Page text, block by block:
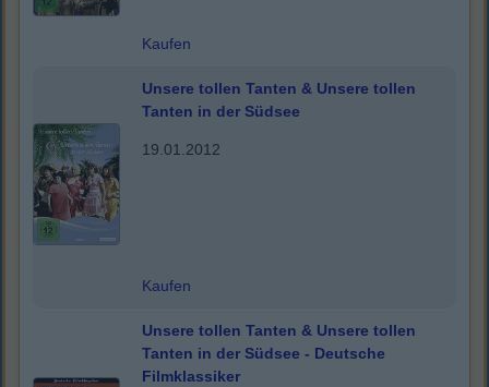
Kaufen
Unsere tollen Tanten & Unsere tollen
Tanten in der Südsee
19.01.2012
Kaufen
Unsere tollen Tanten & Unsere tollen
Tanten in der Südsee - Deutsche
Filmklassiker